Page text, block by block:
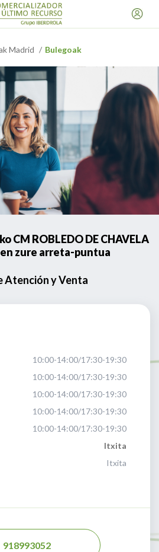
Madrid Bulegoak
CM ROBLEDO DE CHAVELA
zure arreta-puntua
Atención y Venta
10:00-14:00/17:30-19:30
10:00-14:00/17:30-19:30
10:00-14:00/17:30-19:30
10:00-14:00/17:30-19:30
10:00-14:00/17:30-19:30
Itxita
Itxita
918993052